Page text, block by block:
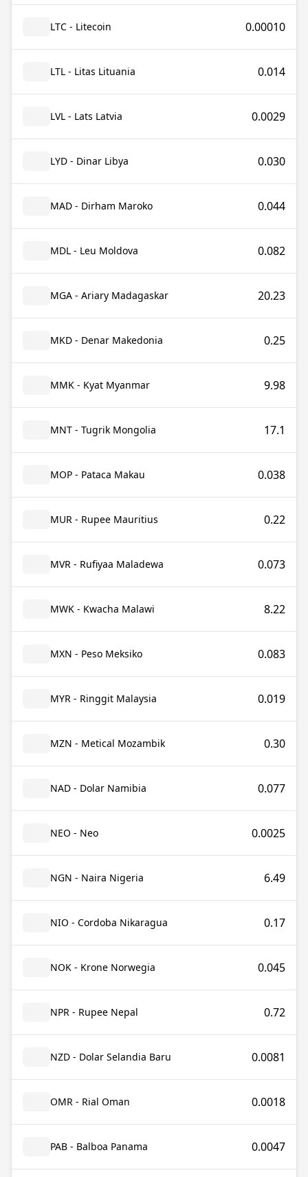
LTC - Litecoin 0.00010
LTL - Litas Lituania 0.014
LVL - Lats Latvia 0.0029
LYD - Dinar Libya 0.030
MAD - Dirham Maroko 0.044
MDL - Leu Moldova 0.082
MGA - Ariary Madagaskar 20.23
MKD - Denar Makedonia 0.25
MMK - Kyat Myanmar 9.98
MNT - Tugrik Mongolia 17.1
MOP - Pataca Makau 0.038
MUR - Rupee Mauritius 0.22
MVR - Rufiyaa Maladewa 0.073
MWK - Kwacha Malawi 8.22
MXN - Peso Meksiko 0.083
MYR - Ringgit Malaysia 0.019
MZN - Metical Mozambik 0.30
NAD - Dolar Namibia 0.077
NEO - Neo 0.0025
NGN - Naira Nigeria 6.49
NIO - Cordoba Nikaragua 0.17
NOK - Krone Norwegia 0.045
NPR - Rupee Nepal 0.72
NZD - Dolar Selandia Baru 0.0081
OMR - Rial Oman 0.0018
PAB - Balboa Panama 0.0047